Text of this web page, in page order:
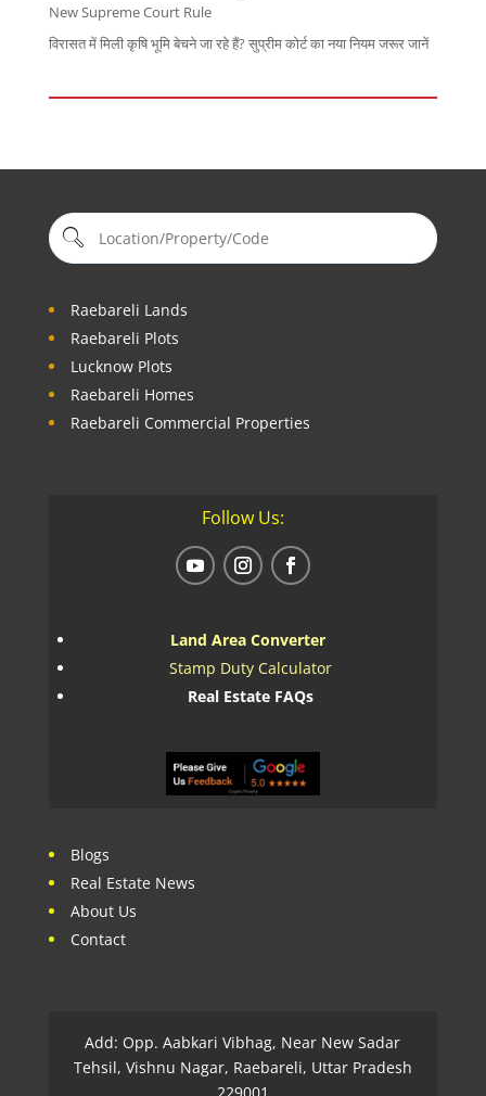
New Supreme Court Rule
विरासत में मिली कृषि भूमि बेचने जा रहे हैं? सुप्रीम कोर्ट का नया नियम जरूर जानें
Raebareli Lands
Raebareli Plots
Lucknow Plots
Raebareli Homes
Raebareli Commercial Properties
Follow Us:
Land Area Converter
Stamp Duty Calculator
Real Estate FAQs
Blogs
Real Estate News
About Us
Contact
Add: Opp. Aabkari Vibhag, Near New Sadar
Tehsil, Vishnu Nagar, Raebareli, Uttar Pradesh